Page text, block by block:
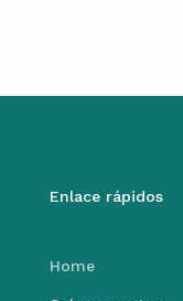
Enlace rápidos
Home